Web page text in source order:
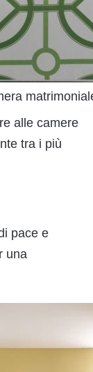
alle camere
tra i più
pace e
una